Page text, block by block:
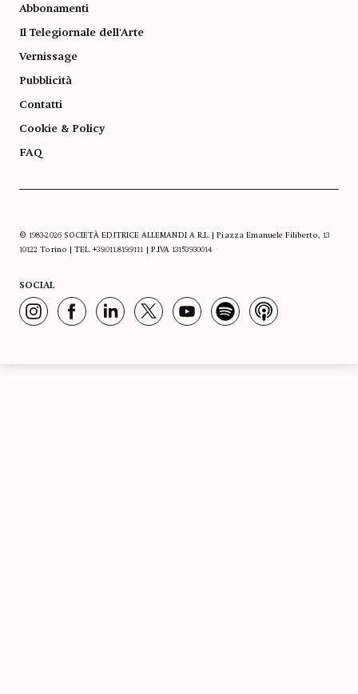
Abbonamenti
Il Telegiornale dell'Arte
Vernissage
Pubblicità
Contatti
Cookie & Policy
FAQ
© 1983-2026 SOCIETÀ EDITRICE ALLEMANDI A R.L. | Piazza Emanuele Filiberto, 13
10122 Torino | TEL. +39.011.819.9111 | P.IVA 13153930014
SOCIAL